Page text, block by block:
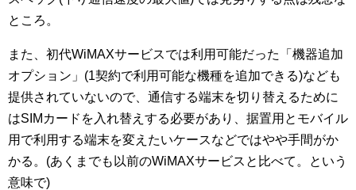
ところ。
また、初代WiMAXサービスでは利用可能だった「機器追加
オプション」(1契約で利用可能な機種を追加できる)なども
提供されていないので、通信する端末を切り替えるために
はSIMカードを入れ替えする必要があり、据置用とモバイル
用で利用する端末を変えたいケースなどではやや手間がか
かる。(あくまでも以前のWiMAXサービスと比べて。という
意味で)